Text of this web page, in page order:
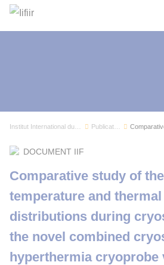
DOCUMENT IIF
Comparative study of
temperature and
distributions during
the novel combined
hyperthermia cryoprobe